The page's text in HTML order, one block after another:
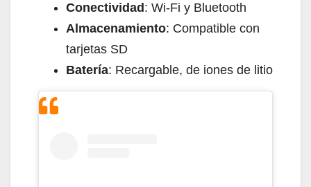
Conectividad : Wi-Fi y Bluetooth
Almacenamiento: Compatible con
tarjetas SD
Batería: Recargable, de iones de litio